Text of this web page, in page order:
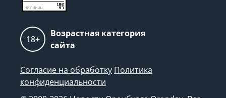
18+
Возрастная категория
сайта
Согласие на обработку Политика
конфиденциальности